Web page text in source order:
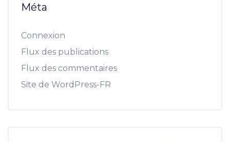
Méta
Connexion
Flux des publications
Flux des commentaires
Site de WordPress-FR